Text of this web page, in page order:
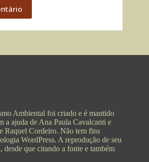
Ambiental foi criado e é mantido
a ajuda de Ana Paula Cavalcanti e
Raquel Cordeiro. Não tem fins
WordPress. A reprodução de seu
desde que citando a fonte e também